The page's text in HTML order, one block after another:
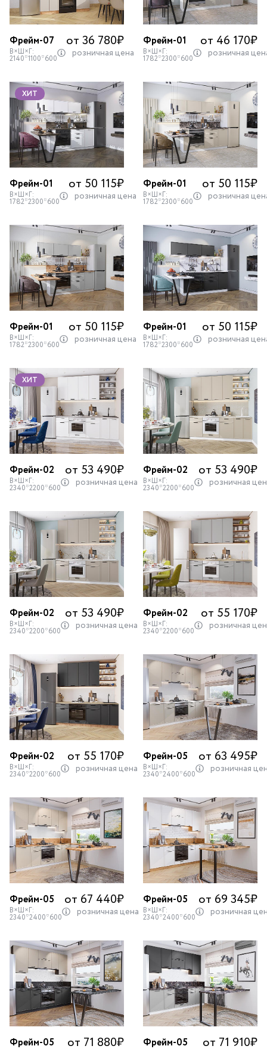
Фрейм-07 от 36 780₽
В×Ш×Г:
2140*1100*600 розничная цена
Фрейм-01 от 46 170₽
В×Ш×Г:
1782*2300*600 розничная
Фрейм-01 от 50 115₽
В×Ш×Г:
1782*2300*600 розничная цена
ХИТ
Фрейм-01 от 50 115₽
В×Ш×Г:
1782*2300*600 розничная
Фрейм-01 от 50 115₽
В×Ш×Г:
1782*2300*600 розничная цена
Фрейм-01 от 50 115₽
В×Ш×Г:
1782*2300*600 розничная
Фрейм-02 от 53 490₽
В×Ш×Г:
2340*2200*600 розничная цена
ХИТ
Фрейм-02 от 53 490₽
В×Ш×Г:
2340*2200*600 розничная
Фрейм-02 от 53 490₽
В×Ш×Г:
2340*2200*600 розничная цена
Фрейм-02 от 55 170₽
В×Ш×Г:
2340*2200*600 розничная
Фрейм-02 от 55 170₽
В×Ш×Г:
2340*2200*600 розничная цена
Фрейм-05 от 63 495₽
В×Ш×Г:
2340*2400*600 розничная
Фрейм-05 от 67 440₽
В×Ш×Г:
2340*2400*600 розничная цена
Фрейм-05 от 69 345₽
В×Ш×Г:
2340*2400*600 розничная
Фрейм-05 от 71 880₽ Фрейм-05 от 71 910₽